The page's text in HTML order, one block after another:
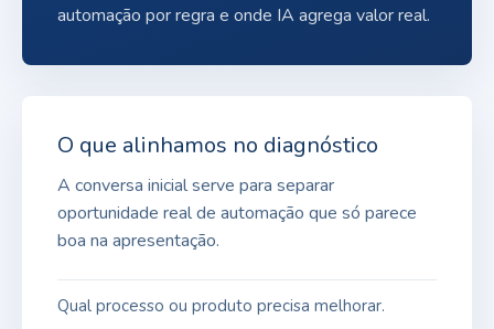
automação por regra e onde IA agrega valor real.
O que alinhamos no diagnóstico
A conversa inicial serve para separar
oportunidade real de automação que só parece
boa na apresentação.
Qual processo ou produto precisa melhorar.